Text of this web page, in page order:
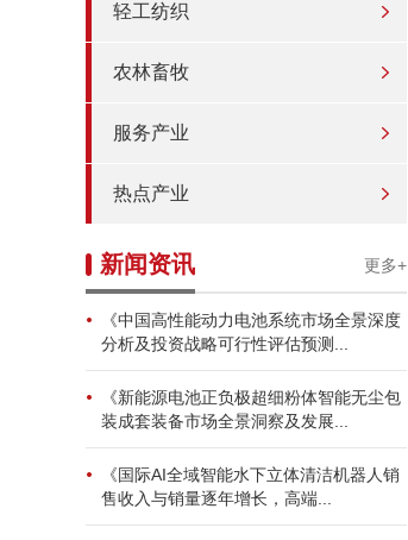
轻工纺织
农林畜牧
服务产业
热点产业
新闻资讯 更多+
《中国高性能动力电池系统市场全景深度
分析及投资战略可行性评估预测...
《新能源电池正负极超细粉体智能无尘包
装成套装备市场全景洞察及发展...
《国际AI全域智能水下立体清洁机器人销
售收入与销量逐年增长，高端...